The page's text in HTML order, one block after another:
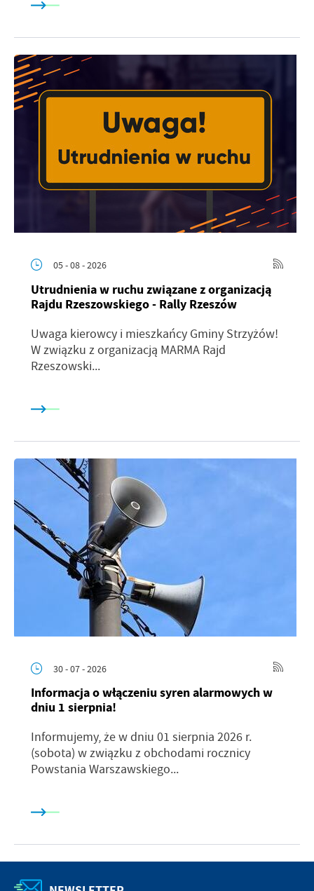
05 - 08 - 2026
Utrudnienia w ruchu związane z organizacją
Rajdu Rzeszowskiego - Rally Rzeszów
Uwaga kierowcy i mieszkańcy Gminy Strzyżów!
W związku z organizacją MARMA Rajd
Rzeszowski...
30 - 07 - 2026
Informacja o włączeniu syren alarmowych w
dniu 1 sierpnia!
Informujemy, że w dniu 01 sierpnia 2026 r.
(sobota) w związku z obchodami rocznicy
Powstania Warszawskiego...